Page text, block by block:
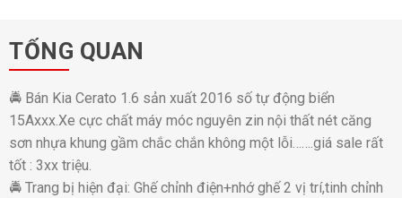
TỔNG QUAN
🚔 Bán Kia Cerato 1.6 sản xuất 2016 số tự động biển
15Axxx.Xe cực chất máy móc nguyên zin nội thất nét căng
sơn nhựa khung gầm chắc chắn không một lỗi…….giá sale rất
tốt : 3xx triệu.
🚔 Trang bị hiện đại: Ghế chỉnh điện+nhớ ghế 2 vị trí,tinh chỉnh